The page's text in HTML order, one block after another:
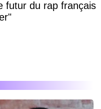
futur du rap français